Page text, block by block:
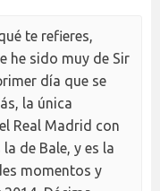
te refieres,
he sido muy de Sir
día que se
la única
Real Madrid con
de Bale, y es la
momentos y